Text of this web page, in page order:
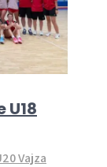
U18
Vajza